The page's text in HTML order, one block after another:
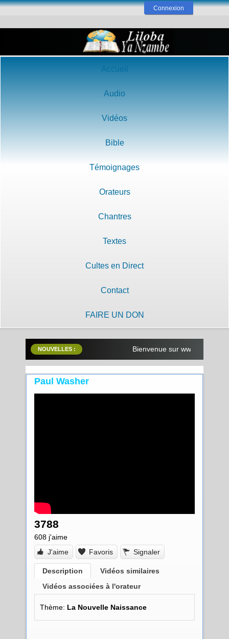
Connexion
Accueil
Audio
Vidéos
Bible
Témoignages
Orateurs
Chantres
Textes
Cultes en Direct
Contact
FAIRE UN DON
NOUVELLES : Bienvenue sur
Paul Washer
3788
608 j'aime
J'aime
Favoris Signaler
Description
Vidéos similaires
Vidéos associées à l'orateur
Thème: La Nouvelle Naissance